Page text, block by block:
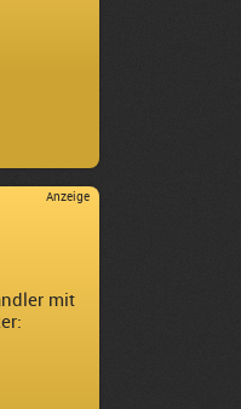
Anzeige
mit